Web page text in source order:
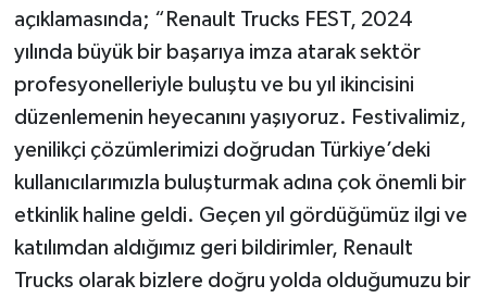
açıklamasında; “Renault Trucks FEST, 2024
yılında büyük bir başarıya imza atarak sektör
profesyonelleriyle buluştu ve bu yıl ikincisini
düzenlemenin heyecanını yaşıyoruz. Festivalimiz,
yenilikçi çözümlerimizi doğrudan Türkiye’deki
kullanıcılarımızla buluşturmak adına çok önemli bir
etkinlik haline geldi. Geçen yıl gördüğümüz ilgi ve
katılımdan aldığımız geri bildirimler, Renault
Trucks olarak bizlere doğru yolda olduğumuzu bir